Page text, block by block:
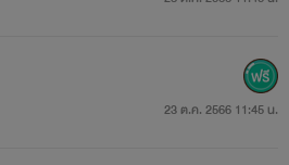
23 ต.ค. 2566 11:45 น.